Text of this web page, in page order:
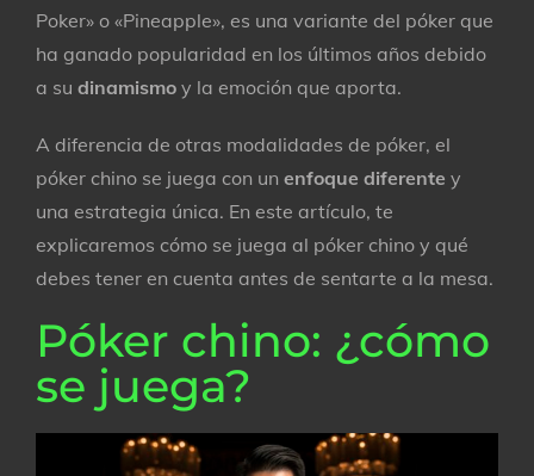
Poker» o «Pineapple», es una variante del póker que
ha ganado popularidad en los últimos años debido
a su dinamismo y la emoción que aporta.
A diferencia de otras modalidades de póker, el
póker chino se juega con un enfoque diferente y
una estrategia única. En este artículo, te
explicaremos cómo se juega al póker chino y qué
debes tener en cuenta antes de sentarte a la mesa.
Póker chino: ¿cómo
se juega?